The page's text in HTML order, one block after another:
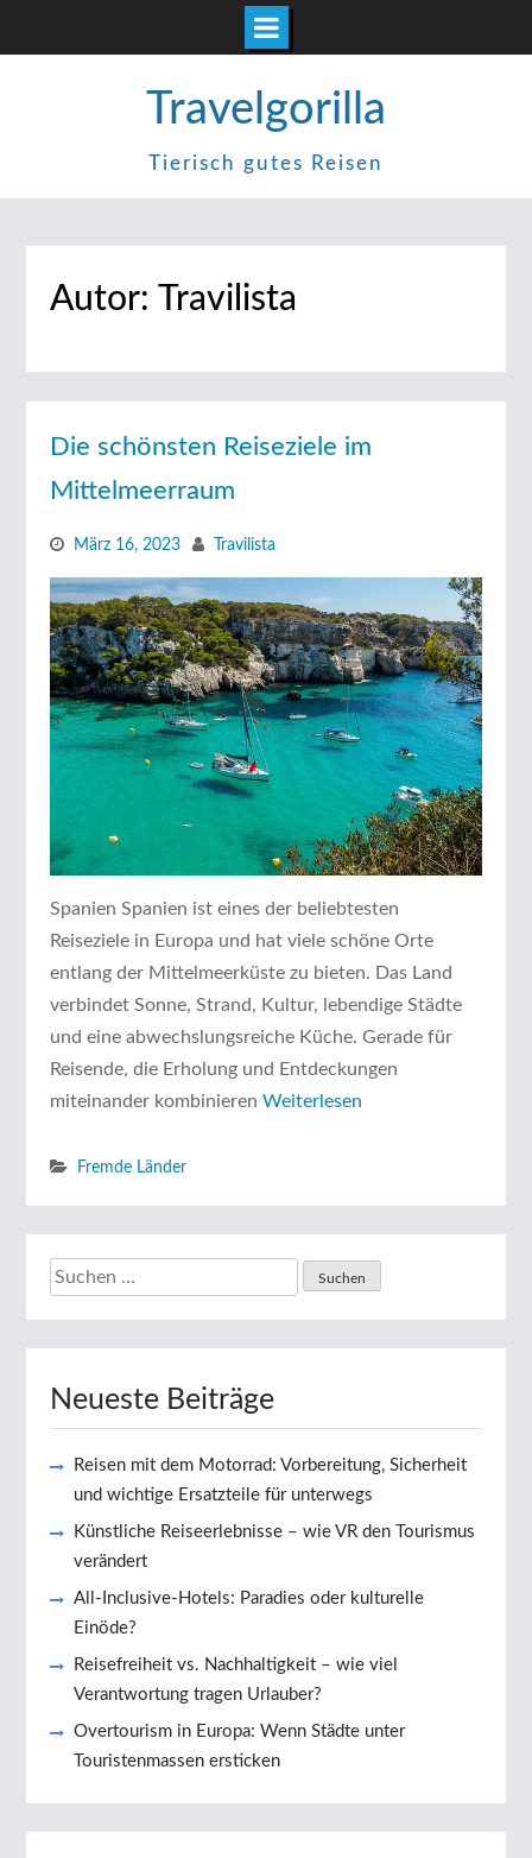
Travelgorilla
Tierisch gutes Reisen
Autor: Travilista
Die schönsten Reiseziele im
Mittelmeerraum
März 16, 2023 Travilista
Spanien Spanien ist eines der beliebtesten
Reiseziele in Europa und hat viele schöne Orte
entlang der Mittelmeerküste zu bieten. Das Land
verbindet Sonne, Strand, Kultur, lebendige Städte
und eine abwechslungsreiche Küche. Gerade für
Reisende, die Erholung und Entdeckungen
miteinander kombinieren Weiterlesen
Fremde Länder
Suchen
Neueste Beiträge
Reisen mit dem Motorrad: Vorbereitung, Sicherheit
und wichtige Ersatzteile für unterwegs
Künstliche Reiseerlebnisse – wie VR den Tourismus
verändert
All-Inclusive-Hotels: Paradies oder kulturelle
Einöde?
Reisefreiheit vs. Nachhaltigkeit – wie viel
Verantwortung tragen Urlauber?
Overtourism in Europa: Wenn Städte unter
Touristenmassen ersticken